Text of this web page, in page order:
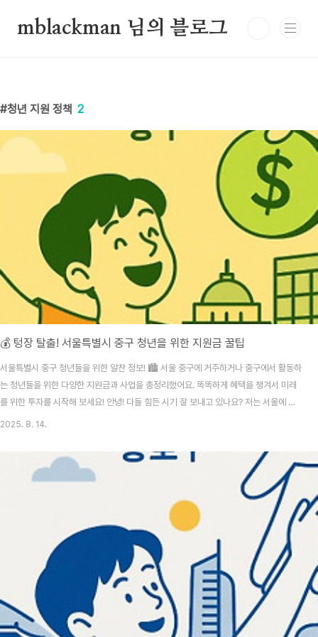
mblackman 님의 블로그
청년 지원 정책 2
💰 텅장 탈출! 서울특별시 중구 청년을 위한 지원금 꿀팁
서울특별시 중구 청년들을 위한 알찬 정보! 🏙️ 서울 중구에 거주하거나 중구에서 활동하
는 청년들을 위한 다양한 지원금과 사업을 총정리했어요. 똑똑하게 혜택을 챙겨서 미래
를 위한 투자를 시작해 보세요! 안녕! 다들 힘든 시기 잘 보내고 있나요? 저는 서울에 살
면서 정말 많은 기회가 있다는 걸 느끼지만, 동시에 생활비나 취업 준비 비용 같은 경제
만치 않잖아요? 😅 하지만 걱정 마세요! 우리 같은 청년들을 위해 서울시와 중구에서 알
게 모르게 지원하는 사업들이 정말 많더라고요. 그래서 오늘은 서울특별시 중구 청년이
라면 꼭 알아야 할 지원금과 혜택들을 꼼꼼하게 정리해봤어요. 함께 살펴보면서 우리도
2025. 8. 14.